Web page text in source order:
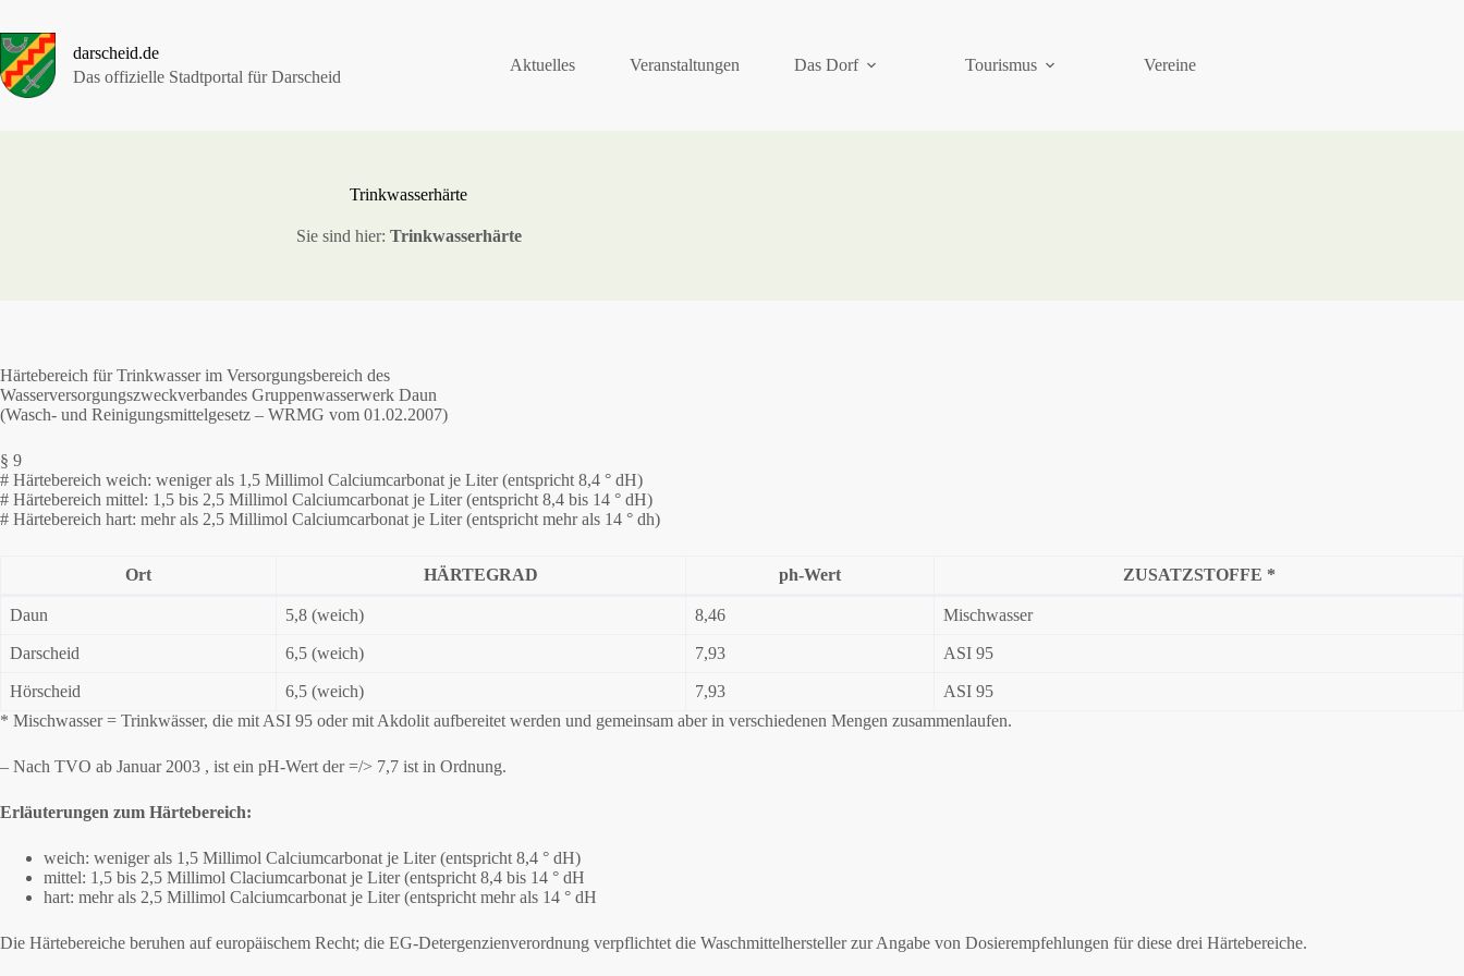
springen
darscheid.de
Das offizielle Stadtportal für Darscheid
Aktuelles Veranstaltungen Das Dorf Tourismus Vereine
Trinkwasserhärte
Sie sind hier: Trinkwasserhärte
Härtebereich für Trinkwasser im Versorgungsbereich des
Wasserversorgungszweckverbandes Gruppenwasserwerk Daun
(Wasch- und Reinigungsmittelgesetz – WRMG vom 01.02.2007)
§ 9
# Härtebereich weich: weniger als 1,5 Millimol Calciumcarbonat je Liter (entspricht 8,4 ° dH)
# Härtebereich mittel: 1,5 bis 2,5 Millimol Calciumcarbonat je Liter (entspricht 8,4 bis 14 ° dH)
# Härtebereich hart: mehr als 2,5 Millimol Calciumcarbonat je Liter (entspricht mehr als 14 ° dh)
Ort HÄRTEGRAD ph-Wert ZUSATZSTOFFE *
Daun 5,8 (weich) 8,46 Mischwasser
Darscheid 6,5 (weich) 7,93 ASI 95
Hörscheid 6,5 (weich) 7,93
ASI 95
* Mischwasser = Trinkwässer, die mit ASI 95 oder mit Akdolit aufbereitet werden und gemeinsam aber in verschiedenen Mengen zusammenlaufen.
– Nach TVO ab Januar 2003 , ist ein pH-Wert der =/> 7,7 ist in Ordnung.
Erläuterungen zum Härtebereich:
weich: weniger als 1,5 Millimol Calciumcarbonat je Liter (entspricht 8,4 ° dH)
mittel: 1,5 bis 2,5 Millimol Claciumcarbonat je Liter (entspricht 8,4 bis 14 ° dH
hart: mehr als 2,5 Millimol Calciumcarbonat je Liter (entspricht mehr als 14 ° dH
Die Härtebereiche beruhen auf europäischem Recht; die EG-Detergenzienverordnung verpflichtet die Waschmittelhersteller zur Angabe von Dosierempfehlungen für diese drei Härtebereiche.